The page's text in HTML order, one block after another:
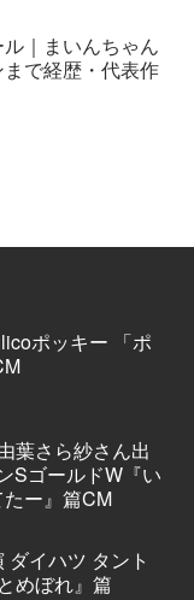
｜まいんちゃん
で経歴・代表作
ポッキー 「ポ
葉さら紗さん出
SゴールドW『い
ー』篇CM
イハツ タント
めぼれ』篇